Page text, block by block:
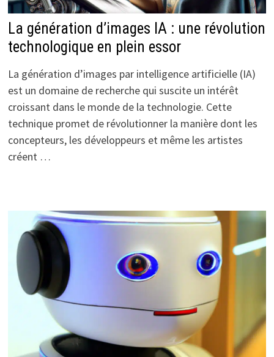
La génération d’images IA : une révolution
technologique en plein essor
La génération d’images par intelligence artificielle (IA)
est un domaine de recherche qui suscite un intérêt
croissant dans le monde de la technologie. Cette
technique promet de révolutionner la manière dont les
concepteurs, les développeurs et même les artistes
créent …